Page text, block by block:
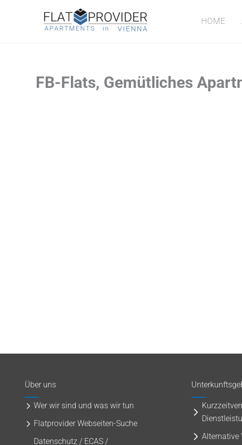
HOME
FB-Flats, Gemütliches
Über uns
Wer wir sind und was wir tun
Flatprovider Webseiten-Suche
Datenschutz / ECAS /
Alternative